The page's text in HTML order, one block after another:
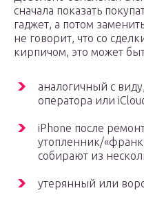
сначала показать
гаджет, а потом
не говорит, что со
кирпичом, это может
аналогичный с
оператора или
iPhone после
утопленник/
собирают из
утерянный или